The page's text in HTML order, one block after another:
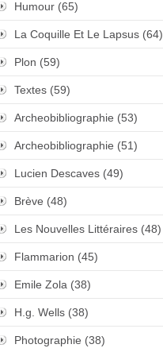
Humour (65)
La Coquille Et Le Lapsus (64)
Plon (59)
Textes (59)
Archeobibliographie (53)
Archeobibliographie (51)
Lucien Descaves (49)
Brève (48)
Les Nouvelles Littéraires (48)
Flammarion (45)
Emile Zola (38)
H.g. Wells (38)
Photographie (38)